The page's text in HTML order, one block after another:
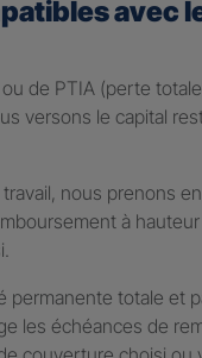
avec
de PTIA (perte
versons le capital
travail, nous prenons
à
permanente totale et
les échéances de